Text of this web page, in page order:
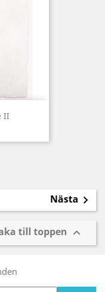
II
Nästa 
till toppen 